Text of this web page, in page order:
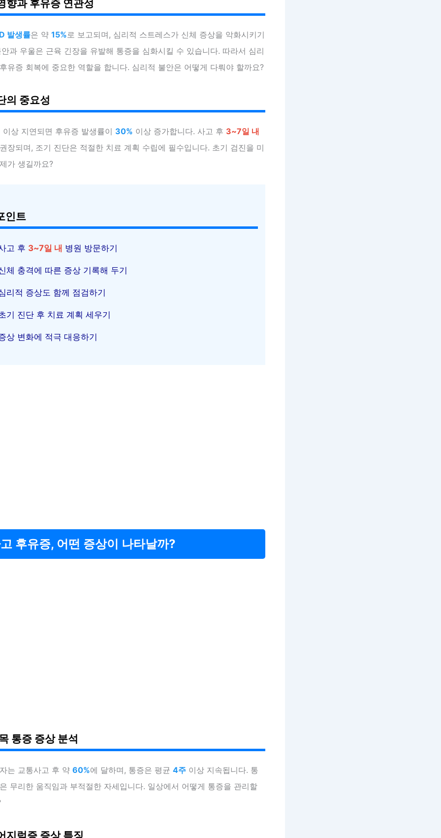
향과 후유증 연관성
발생률은 약 15% 로 보고되며, 심리적 스트레스가 신체 증상을 악화시키기
과 우울은 근육 긴장을 유발해 통증을 심화시킬 수 있습니다. 따라서 심리
유증 회복에 중요한 역할을 합니다. 심리적 불안은 어떻게 다뤄야 할까요?
의 중요성
이상 지연되면 후유증 발생률이 30% 이상 증가합니다. 사고 후 3~7일 내
장되며, 조기 진단은 적절한 치료 계획 수립에 필수입니다. 초기 검진을 미
가 생길까요?
인트
고 후 3~7일 내 병원 방문하기
체 충격에 따른 증상 기록해 두기
리적 증상도 함께 점검하기
기 진단 후 치료 계획 세우기
상 변화에 적극 대응하기
후유증, 어떤 증상이 나타날까?
통증 증상 분석
는 교통사고 후 약 60%에 달하며, 통증은 평균 4주 이상 지속됩니다. 통
무리한 움직임과 부적절한 자세입니다. 일상에서 어떻게 통증을 관리할
지럼증 증상 특징